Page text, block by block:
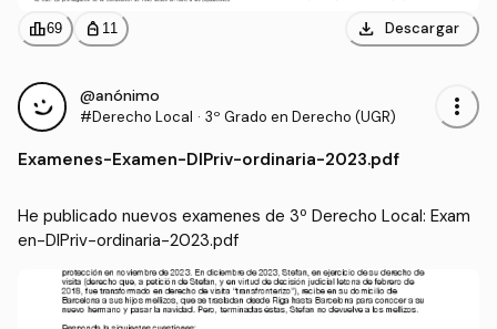
leaderboard69 personal_bag 11 download Descargar
@anónimo
#Derecho Local · 3º Grado en Derecho (UGR) more_vert
Examenes-Examen-DIPriv-ordinaria-2023.pdf
He publicado nuevos examenes de 3º Derecho Local: Exam
en-DIPriv-ordinaria-2023.pdf